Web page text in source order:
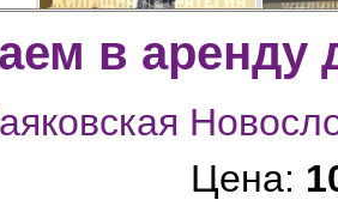
в аренду
Цена: